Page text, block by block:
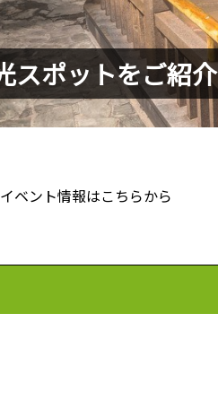
スポットをご紹介
ベント情報はこちらから